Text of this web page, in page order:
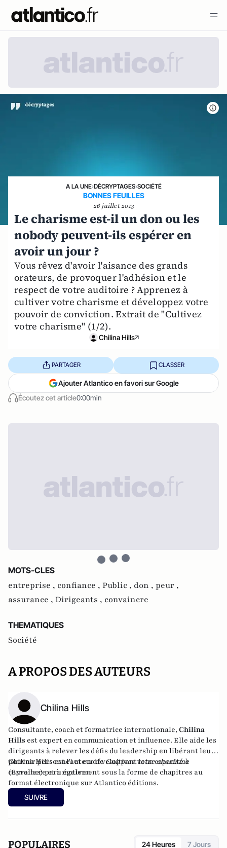
A LA UNE›DÉCRYPTAGES›SOCIÉTÉ
BONNES FEUILLES
26 juillet 2013
Le charisme est-il un don ou les
nobody peuvent-ils espérer en
avoir un jour ?
Vous rêvez d'avoir l'aisance des grands
orateurs, de provoquer l'adhésion et le
respect de votre auditoire ? Apprenez à
cultiver votre charisme et développez votre
pouvoir de conviction. Extrait de "Cultivez
votre charisme" (1/2).
Chilina Hills
Écoutez cet article0:00min
PARTAGER CLASSER
Ajouter Atlantico en favori sur Google
MOTS-CLES
entreprise , confiance , Public , don , peur ,
assurance , Dirigeants , convaincre
THEMATIQUES
Société
A PROPOS DES AUTEURS
Chilina Hills
Consultante, coach et formatrice internationale, Chilina
Hills est expert en communication et influence. Elle aide les
dirigeants à relever les défis du leadership en libérant leur
pouvoir personnel et en développant leur capacité à
convaincre et à motiver.
Chilina Hills est l'auteur deCultivez votre charisme
(Eyrolles) paru également sous la forme de chapitres au
format électronique surAtlantico éditions.
SUIVRE
POPULAIRES 24 Heures 7 Jours